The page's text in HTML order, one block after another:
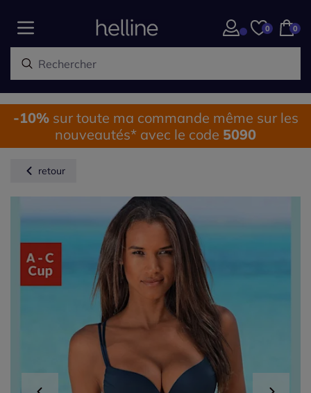
0 0
-10%sur toute ma commande même sur les
nouveautés* avec le code 5090
retour